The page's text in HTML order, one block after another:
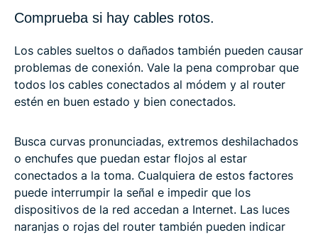
Comprueba si hay cables rotos.
Los cables sueltos o dañados también pueden causar
problemas de conexión. Vale la pena comprobar que
todos los cables conectados al módem y al router
estén en buen estado y bien conectados.
Busca curvas pronunciadas, extremos deshilachados
o enchufes que puedan estar flojos al estar
conectados a la toma. Cualquiera de estos factores
puede interrumpir la señal e impedir que los
dispositivos de la red accedan a Internet. Las luces
naranjas o rojas del router también pueden indicar